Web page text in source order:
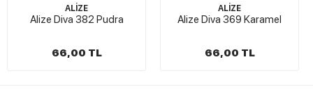
ALİZE
Alize Diva 382 Pudra
66,00 TL
ALİZE
Alize Diva 369 Karamel
66,00 TL